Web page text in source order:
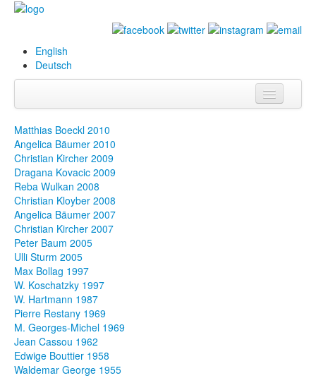
English
Deutsch
Biografie
Bilder
Datenbank
& Projekte
Events
Presse
Fotos
Publikationen
Matthias Boeckl 2010
Angelica Bäumer 2010
Christian Kircher 2009
Dragana Kovacic 2009
Reba Wulkan 2008
Christian Kloyber 2008
Angelica Bäumer 2007
Christian Kircher 2007
Peter Baum 2005
Ulli Sturm 2005
Max Bollag 1997
W. Koschatzky 1997
W. Hartmann 1987
Pierre Restany 1969
M. Georges-Michel 1969
Jean Cassou 1962
Edwige Bouttier 1958
Waldemar George 1955